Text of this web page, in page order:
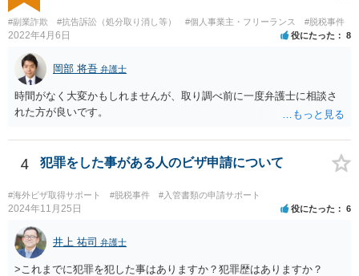
#副業詐欺 #抗告訴訟（処分取り消し等） #個人事業主・フリーランス #脱税事件
2022年4月6日 役にたった 8
岡部 将吾 弁護士
時間がなく大変かもしれませんが、取り調べ前に一度弁護士に相談さ
れた方が良いです。
4 犯罪をした事がある人のビザ申請について
#海外ビザ取得サポート #脱税事件 #入管書類の申請サポート
2024年11月25日 役にたった 6
井上 祐司 弁護士
>これまでに犯罪を犯した事はありますか？犯罪歴はありますか？